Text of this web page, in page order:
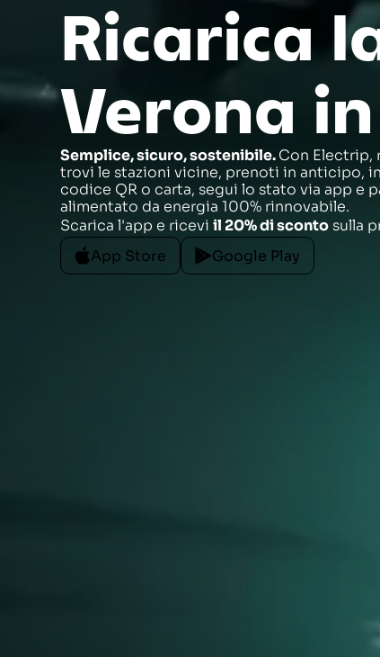
Ricarica
Verona
Semplice, sicuro, sostenibile.Con Electrip,
trovi le stazioni vicine, prenoti in anticipo,
codice QR o carta, segui lo stato via app e
alimentato da energia 100% rinnovabile.
Scarica l'app e riceviil 20% di sconto sulla
App Store
Google Play